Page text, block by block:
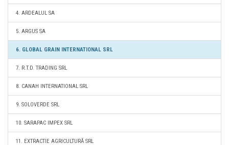
4. ARDEALUL SA
5. ARGUS SA
6. GLOBAL GRAIN INTERNATIONAL SRL
7. R.T.D. TRADING SRL
8. CANAH INTERNATIONAL SRL
9. SOLOVERDE SRL
10. SARAPAC IMPEX SRL
11. EXTRACTIE AGRICULTURĂ SRL